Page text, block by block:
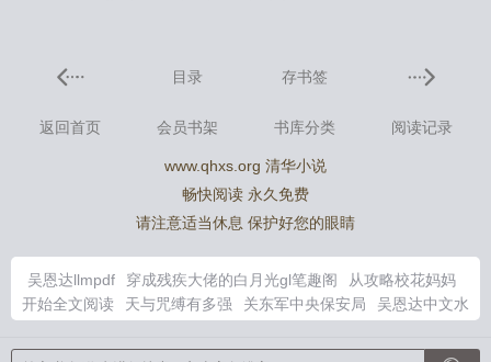
目录 存书签
返回首页 会员书架 书库分类 阅读记录
www.qhxs.org 清华小说
畅快阅读 永久免费
请注意适当休息 保护好您的眼睛
吴恩达llmpdf 穿成残疾大佬的白月光gl笔趣阁
从攻略校花妈妈
开始全文阅读
天与咒缚有多强 关东军中央保安局
吴恩达中文水
光txt盘
吴恩达有别名吗 保安团打鬼子
从攻略败犬女主开始在